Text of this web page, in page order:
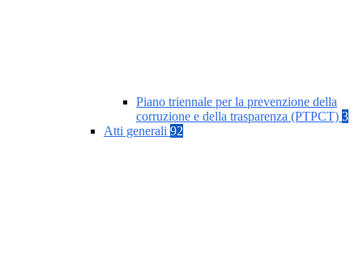
Piano triennale per la prevenzione della
corruzione e della trasparenza (PTPCT) 3
Atti generali 92